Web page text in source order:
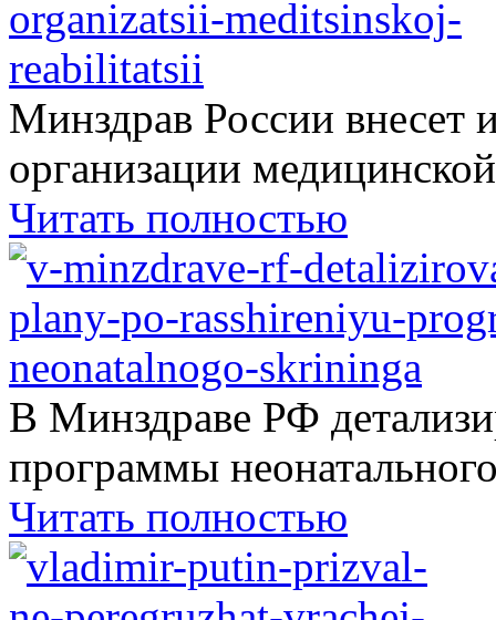
Минздрав России внесет
организации
Читать полностью
В Минздраве РФ
программы
Читать полностью